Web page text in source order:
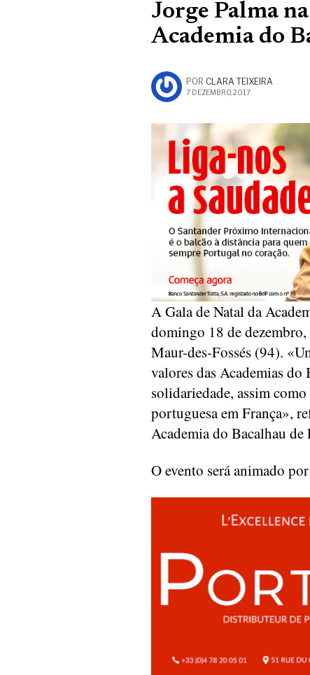
Jorge Palma
Academia do
POR CLARA TEIXEIRA
7 DEZEMBRO, 2017
A Gala de Natal da
domingo 18 de
Maur-des-Fossés (94).
valores das Academias
solidariedade, assim
portuguesa em França»,
Academia do Bacalhau de
O evento será animado